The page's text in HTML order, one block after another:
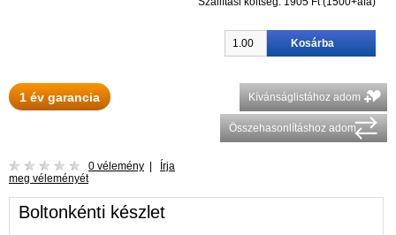
1 év garancia Kívánságlistához adom
Összehasonlításhoz adom
0 vélemény
Írja
meg véleményét
Boltonkénti készlet